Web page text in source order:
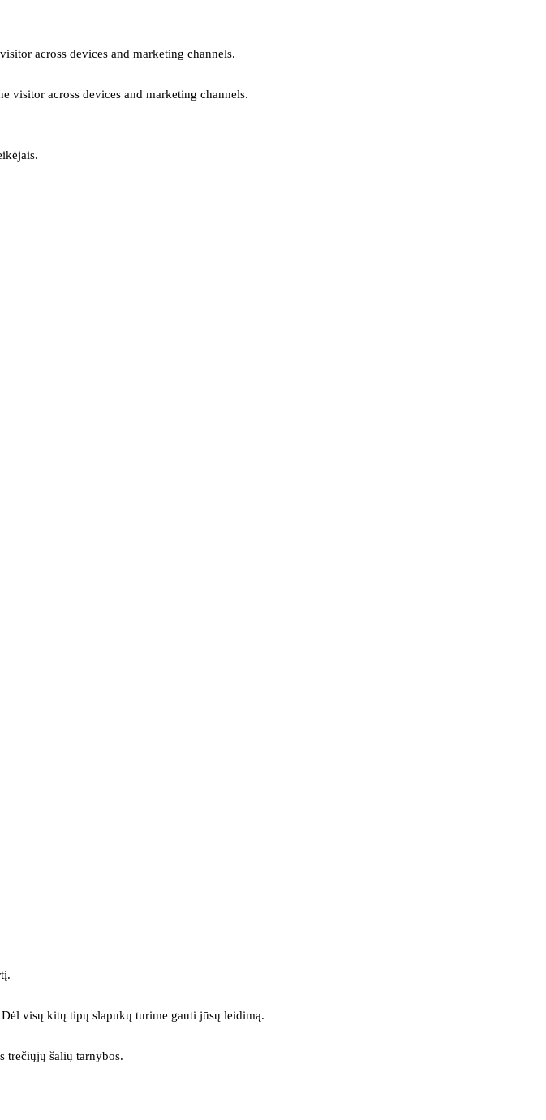
across devices and marketing channels.
visitor across devices and marketing channels.
visų kitų tipų slapukų turime gauti jūsų leidimą.
trečiųjų šalių tarnybos.